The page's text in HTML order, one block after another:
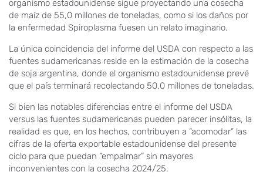
organismo estadounidense sigue proyectando una cosecha
de maíz de 55,0 millones de toneladas, como si los daños por
la enfermedad Spiroplasma fuesen un relato imaginario.
La única coincidencia del informe del USDA con respecto a las
fuentes sudamericanas reside en la estimación de la cosecha
de soja argentina, donde el organismo estadounidense prevé
que el país terminará recolectando 50,0 millones de toneladas.
Si bien las notables diferencias entre el informe del USDA
versus las fuentes sudamericanas pueden parecer insólitas, la
realidad es que, en los hechos, contribuyen a “acomodar” las
cifras de la oferta exportable estadounidense del presente
ciclo para que puedan “empalmar” sin mayores
inconvenientes con la cosecha 2024/25.